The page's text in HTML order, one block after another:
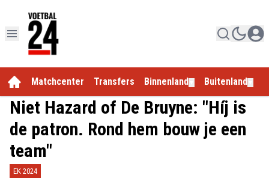
Matchcenter Transfers Binnenland Buitenland
Niet Hazard of De Bruyne: "Híj is
de patron. Rond hem bouw je een
team"
EK 2024